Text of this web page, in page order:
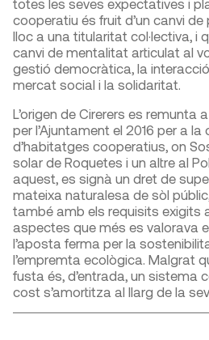
totes les seves expectatives i
cooperatiu és fruit d’un canvi
lloc a una titularitat col·lectiva, i
canvi de mentalitat articulat al
gestió democràtica, la
mercat social i la solidaritat.
L’origen de Cirerers es remunta
per l’Ajuntament el 2016 per a
d’habitatges cooperatius, on
solar de Roquetes i un altre al
aquest, es signà un dret de
mateixa naturalesa de sòl públic,
també amb els requisits exigits
aspectes que més es valorava
l’aposta ferma per la
l’empremta ecològica. Malgrat
fusta és, d’entrada, un sistema
cost s’amortitza al llarg de la